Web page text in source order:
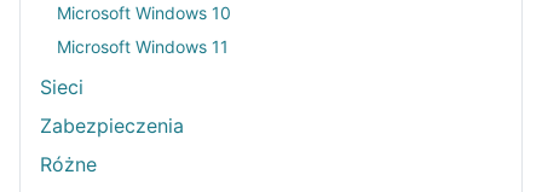
Microsoft Windows 10
Microsoft Windows 11
Sieci
Zabezpieczenia
Różne